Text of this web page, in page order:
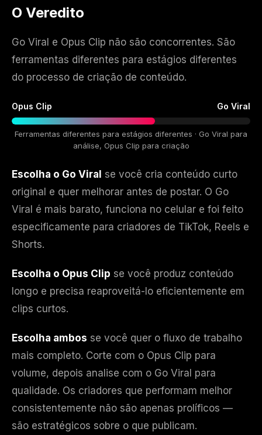
O Veredito
Go Viral e Opus Clip não são concorrentes. São
ferramentas diferentes para estágios diferentes
do processo de criação de conteúdo.
Opus Clip Go Viral
Ferramentas diferentes para estágios diferentes · Go Viral para
análise, Opus Clip para criação
Escolha o Go Viral se você cria conteúdo curto
original e quer melhorar antes de postar. O Go
Viral é mais barato, funciona no celular e foi feito
especificamente para criadores de TikTok, Reels e
Shorts.
Escolha o Opus Clip se você produz conteúdo
longo e precisa reaproveitá-lo eficientemente em
clips curtos.
Escolha ambos se você quer o fluxo de trabalho
mais completo. Corte com o Opus Clip para
volume, depois analise com o Go Viral para
qualidade. Os criadores que performam melhor
consistentemente não são apenas prolíficos —
são estratégicos sobre o que publicam.